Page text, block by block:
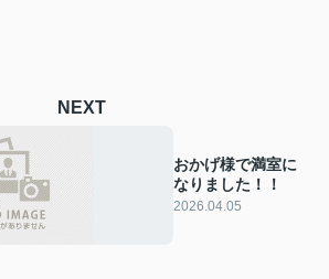
NEXT
おかげ様で満室に
なりました！！
2026.04.05